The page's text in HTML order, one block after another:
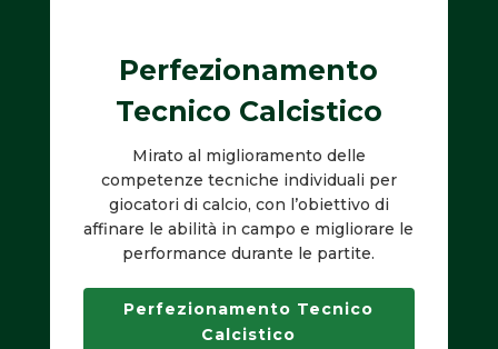
Perfezionamento
Tecnico Calcistico
Mirato al miglioramento delle
competenze tecniche individuali per
giocatori di calcio, con l’obiettivo di
affinare le abilità in campo e migliorare le
performance durante le partite.
Perfezionamento Tecnico
Calcistico